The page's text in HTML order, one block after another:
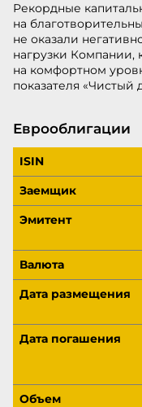
Рекордные
на
не оказали
нагрузки Компании,
на комфортном
показателя «Чистый
Еврооблигации
ISIN
Заемщик
Эмитент
Валюта
Дата размещения
Дата погашения
Объем